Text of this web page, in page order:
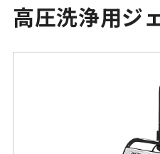
高圧洗浄用ジ